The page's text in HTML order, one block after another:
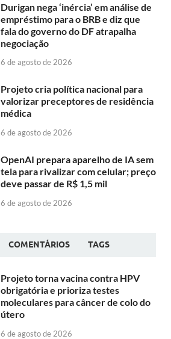
Durigan nega ‘inércia’ em análise de
empréstimo para o BRB e diz que
fala do governo do DF atrapalha
negociação
6 de agosto de 2026
Projeto cria política nacional para
valorizar preceptores de residência
médica
6 de agosto de 2026
OpenAI prepara aparelho de IA sem
tela para rivalizar com celular; preço
deve passar de R$ 1,5 mil
6 de agosto de 2026
COMENTÁRIOS TAGS
Projeto torna vacina contra HPV
obrigatória e prioriza testes
moleculares para câncer de colo do
útero
6 de agosto de 2026